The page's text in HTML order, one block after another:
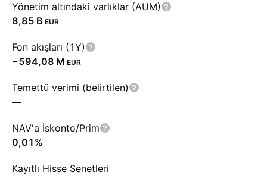
Yönetim altındaki varlıklar (AUM)
‪8,85 B‬ EUR
Fon akışları (1Y)
‪−594,08 M‬ EUR
Temettü verimi (belirtilen)
—
NAV'a İskonto/Prim
0,01%
Kayıtlı Hisse Senetleri